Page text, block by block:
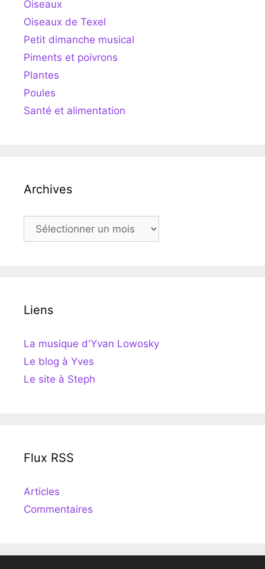
Oiseaux
Oiseaux de Texel
Petit dimanche musical
Piments et poivrons
Plantes
Poules
Santé et alimentation
Archives
Archives
Liens
La musique d'Yvan Lowosky
Le blog à Yves
Le site à Steph
Flux RSS
Articles
Commentaires